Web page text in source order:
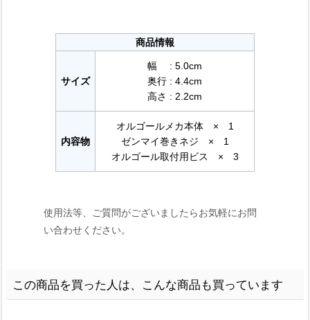
商品情報
サイズ
幅 : 5.0cm
奥行 : 4.4cm
高さ : 2.2cm
内容物
オルゴールメカ本体 × 1
ゼンマイ巻きネジ × 1
オルゴール取付用ビス × 3
使用法等、ご質問がございましたらお気軽にお問
い合わせください。
この商品を買った人は、こんな商品も買っています